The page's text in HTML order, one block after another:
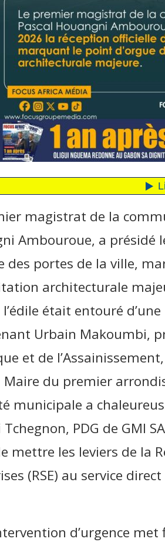
magistrat de la
Ambouroue, a présidé
des portes de la ville,
architecturale
était entouré
Urbain Makoumbi,
et de
Maire du premier
municipale a
PDG de GMI
mettre les leviers de la
(RSE) au service
d’urgence